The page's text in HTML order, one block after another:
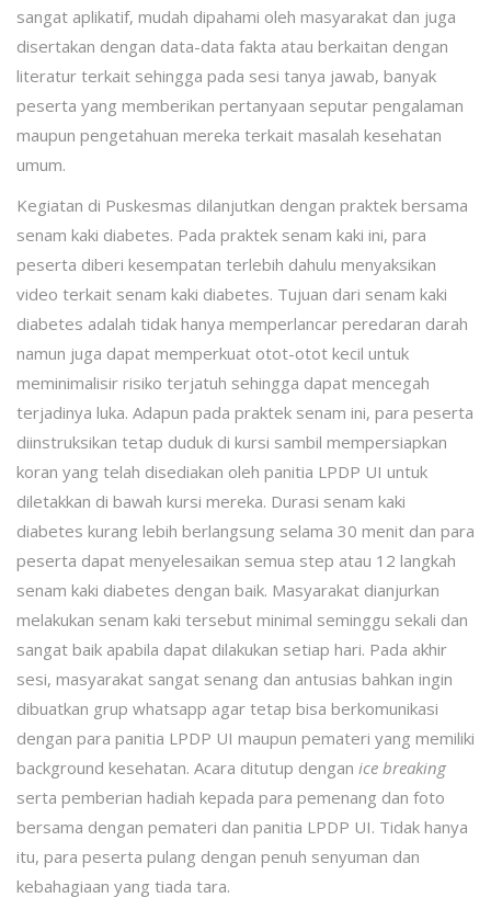
sangat aplikatif, mudah dipahami oleh masyarakat dan juga
disertakan dengan data-data fakta atau berkaitan dengan
literatur terkait sehingga pada sesi tanya jawab, banyak
peserta yang memberikan pertanyaan seputar pengalaman
maupun pengetahuan mereka terkait masalah kesehatan
umum.
Kegiatan di Puskesmas dilanjutkan dengan praktek bersama
senam kaki diabetes. Pada praktek senam kaki ini, para
peserta diberi kesempatan terlebih dahulu menyaksikan
video terkait senam kaki diabetes. Tujuan dari senam kaki
diabetes adalah tidak hanya memperlancar peredaran darah
namun juga dapat memperkuat otot-otot kecil untuk
meminimalisir risiko terjatuh sehingga dapat mencegah
terjadinya luka. Adapun pada praktek senam ini, para peserta
diinstruksikan tetap duduk di kursi sambil mempersiapkan
koran yang telah disediakan oleh panitia LPDP UI untuk
diletakkan di bawah kursi mereka. Durasi senam kaki
diabetes kurang lebih berlangsung selama 30 menit dan para
peserta dapat menyelesaikan semua step atau 12 langkah
senam kaki diabetes dengan baik. Masyarakat dianjurkan
melakukan senam kaki tersebut minimal seminggu sekali dan
sangat baik apabila dapat dilakukan setiap hari. Pada akhir
sesi, masyarakat sangat senang dan antusias bahkan ingin
dibuatkan grup whatsapp agar tetap bisa berkomunikasi
dengan para panitia LPDP UI maupun pemateri yang memiliki
background kesehatan. Acara ditutup dengan ice breaking
serta pemberian hadiah kepada para pemenang dan foto
bersama dengan pemateri dan panitia LPDP UI. Tidak hanya
itu, para peserta pulang dengan penuh senyuman dan
kebahagiaan yang tiada tara.